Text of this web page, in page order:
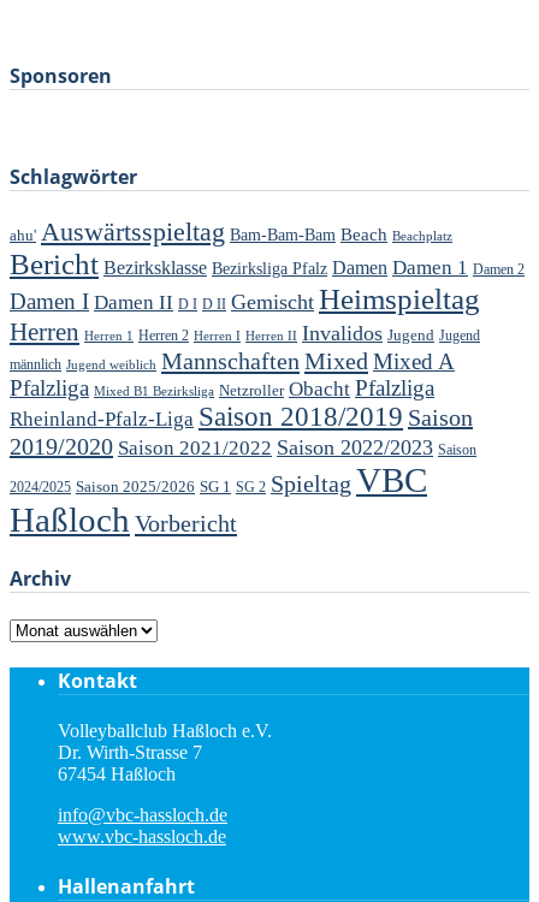
Sponsoren
Schlagwörter
ahu' Auswärtsspieltag Bam-Bam-Bam Beach Beachplatz
Bericht Bezirksklasse Bezirksliga Pfalz Damen Damen 1 Damen 2
Damen I Damen II D I D II Gemischt Heimspieltag
Herren Herren 1 Herren 2 Herren I Herren II Invalidos Jugend Jugend
männlich Jugend weiblich Mannschaften Mixed Mixed A
Pfalzliga Mixed B1 Bezirksliga Netzroller Obacht Pfalzliga
Rheinland-Pfalz-Liga Saison 2018/2019 Saison
2019/2020 Saison 2021/2022 Saison 2022/2023 Saison
2024/2025 Saison 2025/2026 SG 1 SG 2 Spieltag VBC
Haßloch Vorbericht
Archiv
Archiv
Kontakt
Volleyballclub Haßloch e.V.
Dr. Wirth-Strasse 7
67454 Haßloch
info@vbc-hassloch.de
www.vbc-hassloch.de
Hallenanfahrt